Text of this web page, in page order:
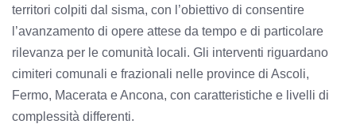
territori colpiti dal sisma, con l’obiettivo di consentire
l’avanzamento di opere attese da tempo e di particolare
rilevanza per le comunità locali. Gli interventi riguardano
cimiteri comunali e frazionali nelle province di Ascoli,
Fermo, Macerata e Ancona, con caratteristiche e livelli di
complessità differenti.